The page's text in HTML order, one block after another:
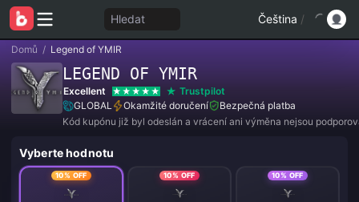
Hledat Čeština /
Domů / Legend of YMIR
LEGEND OF YMIR
Excellent
Trustpilot
GLOBAL
Okamžité doručení
Bezpečná platba
Kód kupónu již byl odeslán a vrácení ani výměna nejsou
Vyberte hodnotu
10% OFF 10% OFF 10% OFF